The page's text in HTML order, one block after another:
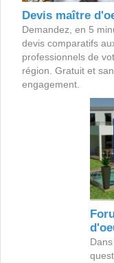
Devis maître
Demandez, en 5
devis comparatifs
professionnels de
région. Gratuit et
engagement.